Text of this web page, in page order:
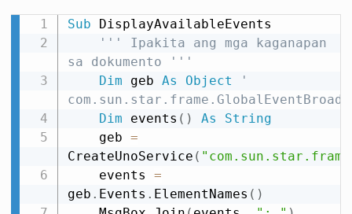
Sub DisplayAvailableEvents
''' Ipakita ang mga kaganapan
sa dokumento '''
Dim geb As Object
'
Dim events ( ) As
String
    geb
=
CreateUnoService (
    events
=
geb . Events . ElementNames ( )